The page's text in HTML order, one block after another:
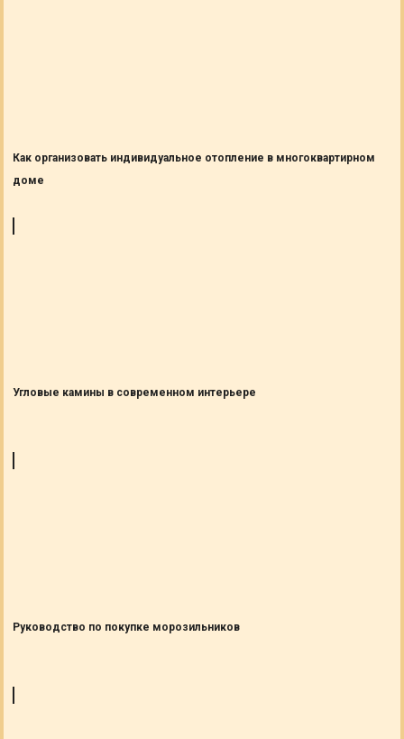
Как организовать индивидуальное отопление в многоквартирном
доме
Угловые камины в современном интерьере
Руководство по покупке морозильников